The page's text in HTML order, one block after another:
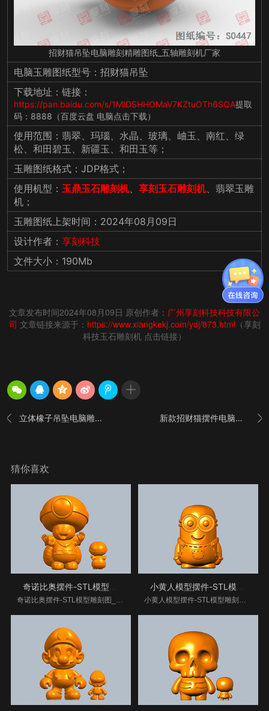
招财猫吊坠电脑雕刻精雕图纸_五轴雕刻机厂家
电脑玉雕图纸型号：招财猫吊坠
下载地址：链接：
https://pan.baidu.com/s/1MIDSHHOMaV7KZtuOTh6SQA提取
码：8888（百度云盘 电脑点击下载）
使用范围：翡翠、玛瑙、水晶、玻璃、岫玉、南红、绿
松、和田碧玉、新疆玉、和田玉等；
玉雕图纸格式：JDP格式；
使用机型： 玉鼎玉石雕刻机、 享刻玉石雕刻机、翡翠玉雕
机；
玉雕图纸上架时间：2024年08月09日
设计作者： 享刻科技
文件大小：190Mb
文章发布时间2024年08月09日 原创作者： 广州享刻科技科技有限公
司 文章链接来源于： https://www.xiangkekj.com/ydj/873.html（享刻
科技玉石雕刻机 点击链接）
 立体橡子吊坠电脑雕刻精雕图纸_五轴雕刻机厂家 
新款招财猫摆件电脑雕刻精雕图纸_五轴雕刻机厂
猜你喜欢
奇诺比奥摆件-STL模型雕刻图
奇诺比奥摆件-STL模型雕刻图__www.xiangkekj.com海量翡
小黄人模型摆件-STL模型雕刻图
小黄人模型摆件-STL模型雕刻图__www.xiangkekj.com海量